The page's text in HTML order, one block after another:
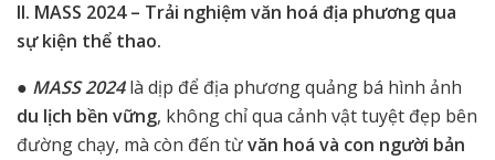
II. MASS 2024 – Trải nghiệm văn hoá địa phương qua
sự kiện thể thao.
● MASS 2024là dịp để địa phương quảng bá hình ảnh
du lịch bền vững, không chỉ qua cảnh vật tuyệt đẹp bên
đường chạy, mà còn đến từvăn hoá và con người bản